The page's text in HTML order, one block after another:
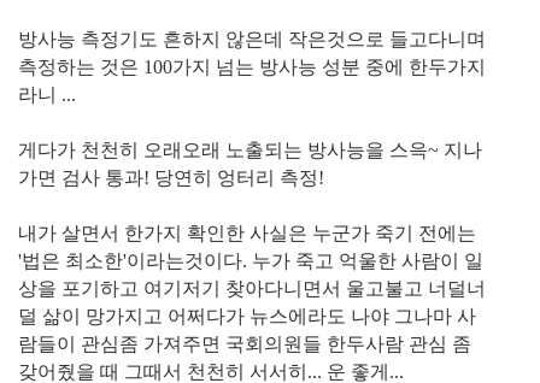
방사능 측정기도 흔하지 않은데 작은것으로 들고다니며
측정하는 것은 100가지 넘는 방사능 성분 중에 한두가지
라니 ...
게다가 천천히 오래오래 노출되는 방사능을 스윽~ 지나
가면 검사 통과! 당연히 엉터리 측정!
내가 살면서 한가지 확인한 사실은 누군가 죽기 전에는
'법은 최소한'이라는것이다. 누가 죽고 억울한 사람이 일
상을 포기하고 여기저기 찾아다니면서 울고불고 너덜너
덜 삶이 망가지고 어쩌다가 뉴스에라도 나야 그나마 사
람들이 관심좀 가져주면 국회의원들 한두사람 관심 좀
갖어줬을 때 그때서 천천히 서서히... 운 좋게...